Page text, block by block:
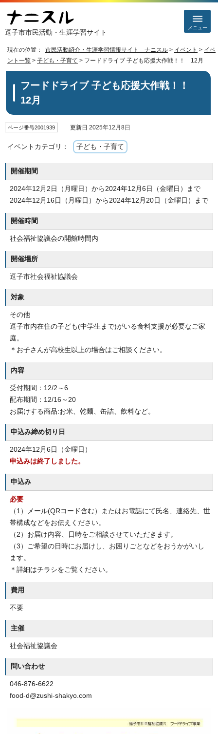
逗子市市民活動・生涯学習サイト
メニュー
現在の位置： 市民活動紹介・生涯学習情報サイト ナニスル > イベント > イベ
ント一覧 > 子ども・子育て > フードドライブ 子ども応援大作戦！！ 12月
フードドライブ 子ども応援大作戦！！
12月
ページ番号2001939 更新日 2025年12月8日
イベントカテゴリ： 子ども・子育て
開催期間
2024年12月2日（月曜日）から2024年12月6日（金曜日）まで
2024年12月16日（月曜日）から2024年12月20日（金曜日）まで
開催時間
社会福祉協議会の開館時間内
開催場所
逗子市社会福祉協議会
対象
その他
逗子市内在住の子ども(中学生まで)がいる食料支援が必要なご家
庭。
＊お子さんが高校生以上の場合はご相談ください。
内容
受付期間：12/2～6
配布期間：12/16～20
お届けする商品:お米、乾麺、缶詰、飲料など。
申込み締め切り日
2024年12月6日（金曜日）
申込みは終了しました。
申込み
必要
（1）メール(QRコード含む）またはお電話にて氏名、連絡先、世
帯構成などをお伝えください。
（2）お届け内容、日時をご相談させていただきます。
（3）ご希望の日時にお届けし、お困りごとなどをおうかがいし
ます。
＊詳細はチラシをご覧ください。
費用
不要
主催
社会福祉協議会
問い合わせ
046-876-6622
food-d@zushi-shakyo.com